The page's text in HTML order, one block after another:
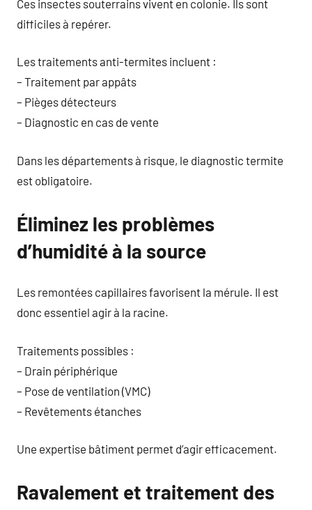
Ces insectes souterrains vivent en colonie. Ils sont
difficiles à repérer.
Les traitements anti-termites incluent :
– Traitement par appâts
– Pièges détecteurs
– Diagnostic en cas de vente
Dans les départements à risque, le diagnostic termite
est obligatoire.
Éliminez les problèmes
d’humidité à la source
Les remontées capillaires favorisent la mérule. Il est
donc essentiel agir à la racine.
Traitements possibles :
– Drain périphérique
– Pose de ventilation (VMC)
– Revêtements étanches
Une expertise bâtiment permet d’agir efficacement.
Ravalement et traitement des